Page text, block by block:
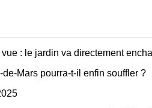
: le jardin va directement
Mars pourra-t-il enfin souffler ?